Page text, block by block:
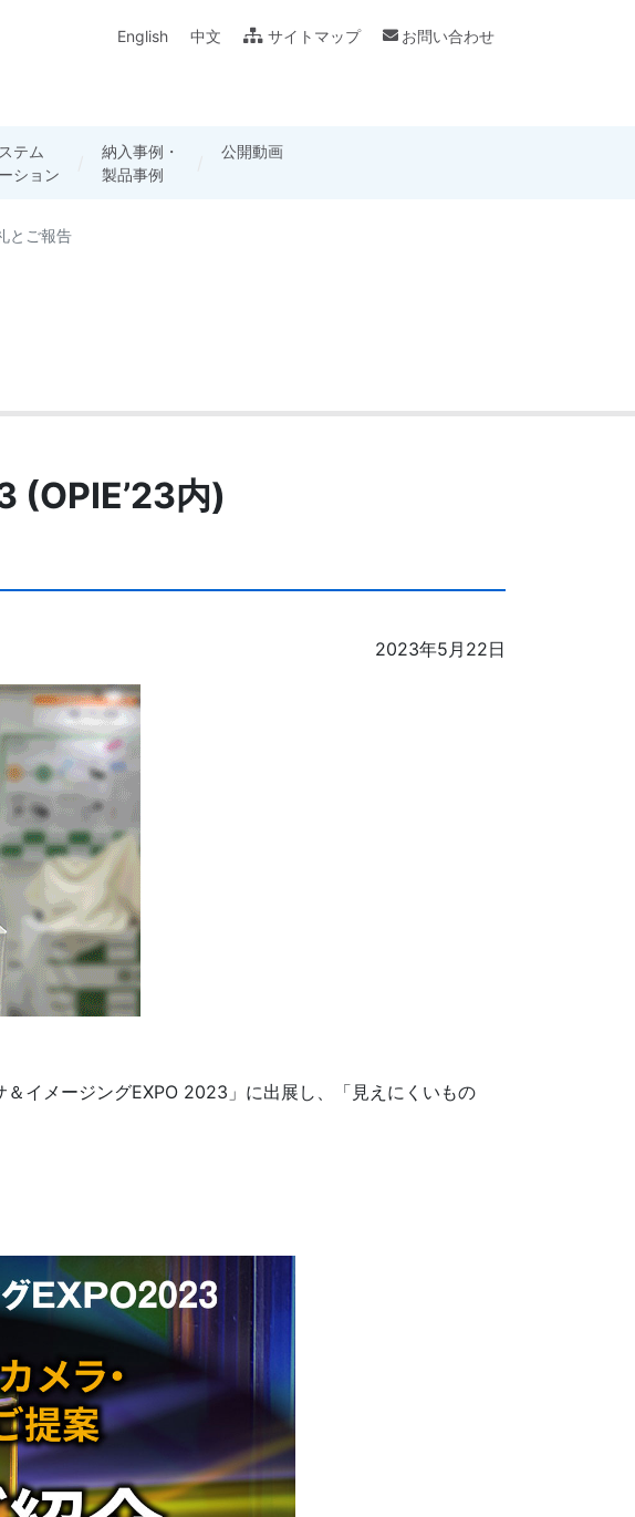
テム
ション
納入事例・
製品事例
公開動画
テム
ト
産業用カメラ
基礎講座
各種用語の説明
メラに
カタログ・
リーフレット
製品別仕様書・
採用情報
English 中文 サイトマップ お問い合わせ
とご報告
(OPIE’23内)
2023年5月22日
イメージングEXPO 2023」に出展し、「見えにくいもの